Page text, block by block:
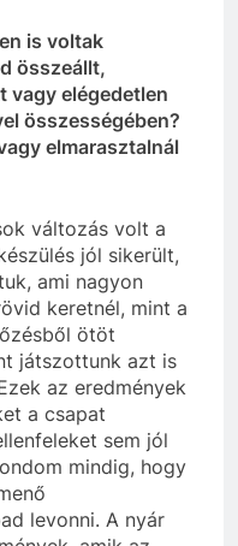
is voltak
összeállt,
vagy elégedetlen
összességében?
elmarasztalnál
változás volt a
jól sikerült,
ami nagyon
keretnél, mint a
ötöt
játszottunk azt is
az eredmények
a csapat
sem jól
mindig, hogy
levonni. A nyár